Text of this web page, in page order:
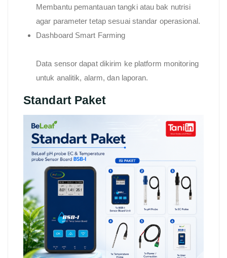
Membantu pemantauan tangki atau bak nutrisi
agar parameter tetap sesuai standar operasional.
Dashboard Smart Farming
Data sensor dapat dikirim ke platform monitoring
untuk analitik, alarm, dan laporan.
Standart Paket